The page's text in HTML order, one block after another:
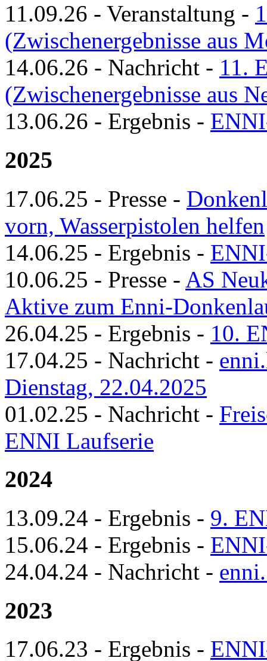
11.09.26 - Veranstaltung -
(Zwischenergebnisse aus
14.06.26 - Nachricht - 11.
(Zwischenergebnisse aus
13.06.26 - Ergebnis -
2025
17.06.25 - Presse -
vorn, Wasserpistolen helfen
14.06.25 - Ergebnis -
10.06.25 - Presse - AS
Aktive zum Enni-
26.04.25 - Ergebnis - 10.
17.04.25 - Nachricht -
Dienstag, 22.04.2025
01.02.25 - Nachricht -
ENNI Laufserie
2024
13.09.24 - Ergebnis - 9.
15.06.24 - Ergebnis -
24.04.24 - Nachricht -
2023
17.06.23 - Ergebnis -